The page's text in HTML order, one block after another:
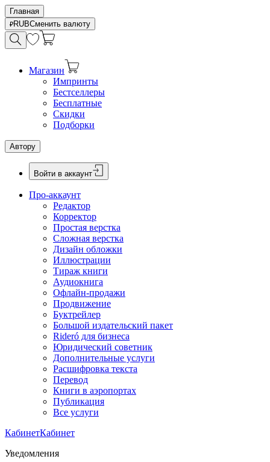
Главная
RUBСменить валюту
Магазин
Импринты
Бестселлеры
Бесплатные
Скидки
Подборки
Автору
Войти в аккаунт
Про-аккаунт
Редактор
Корректор
Простая верстка
Сложная верстка
Дизайн обложки
Иллюстрации
Тираж книги
Аудиокнига
Офлайн-продажи
Продвижение
Буктрейлер
Большой издательский пакет
Rideró для бизнеса
Юридический советник
Дополнительные услуги
Расшифровка текста
Перевод
Книги в аэропортах
Публикация
Все услуги
КабинетКабинет
Уведомления